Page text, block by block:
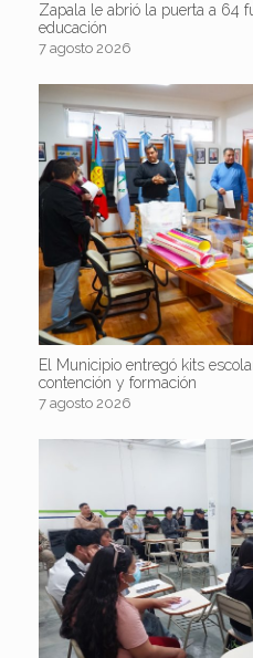
Zapala le abrió la puerta a 64
educación
7 agosto 2026
El Municipio entregó kits
contención y formación
7 agosto 2026